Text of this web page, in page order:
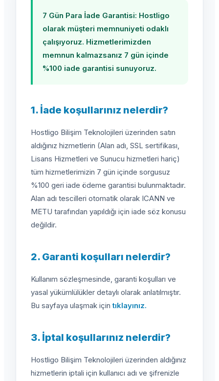
7 Gün Para İade Garantisi: Hostligo
olarak müşteri memnuniyeti odaklı
çalışıyoruz. Hizmetlerimizden
memnun kalmazsanız 7 gün içinde
%100 iade garantisi sunuyoruz.
1. İade koşullarınız nelerdir?
Hostligo Bilişim Teknolojileri üzerinden satın
aldığınız hizmetlerin (Alan adı, SSL sertifikası,
Lisans Hizmetleri ve Sunucu hizmetleri hariç)
tüm hizmetlerimizin 7 gün içinde sorgusuz
%100 geri iade ödeme garantisi bulunmaktadır.
Alan adı tescilleri otomatik olarak ICANN ve
METU tarafından yapıldığı için iade söz konusu
değildir.
2. Garanti koşulları nelerdir?
Kullanım sözleşmesinde, garanti koşulları ve
yasal yükümlülükler detaylı olarak anlatılmıştır.
Bu sayfaya ulaşmak içintıklayınız.
3. İptal koşullarınız nelerdir?
Hostligo Bilişim Teknolojileri üzerinden aldığınız
hizmetlerin iptali için kullanıcı adı ve şifrenizle